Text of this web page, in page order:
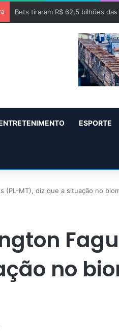
Bets tiraram R$ 62,5 bilhões das
ESPORTE
(PL-MT), diz que a situação no
no